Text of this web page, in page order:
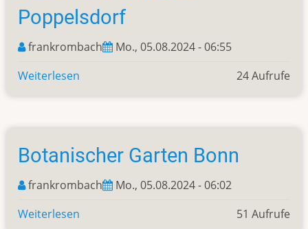
Poppelsdorf
frankrombach
Mo., 05.08.2024 - 06:55
Weiterlesen
Poppelsdorf
24 Aufrufe
Botanischer Garten Bonn
frankrombach
Mo., 05.08.2024 - 06:02
Weiterlesen
51 Aufrufe